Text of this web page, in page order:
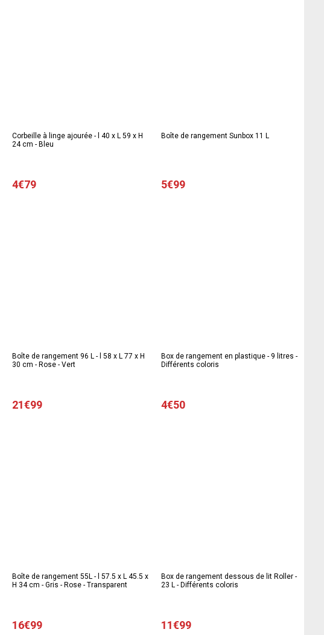
Corbeille à linge ajourée - l 40 x L 59 x H
24 cm - Bleu
4€79
Boîte de rangement Sunbox 11 L
5€99
Boîte de rangement 96 L - l 58 x L 77 x H
30 cm - Rose - Vert
21€99
Box de rangement en plastique - 9 litres -
Différents coloris
4€50
Boîte de rangement 55L - l 57.5 x L 45.5 x
H 34 cm - Gris - Rose - Transparent
16€99
Box de rangement dessous de lit Roller -
23 L - Différents coloris
11€99